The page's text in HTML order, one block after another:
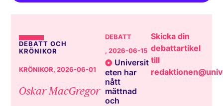
DEBATT OCH
KRÖNIKOR
KRÖNIKOR, 2026-06-01
Oskar MacGregor
DEBATT
, 2026-06-15
Universit
eten har
nått
mättnad
och
Skicka din
debattartikel
till